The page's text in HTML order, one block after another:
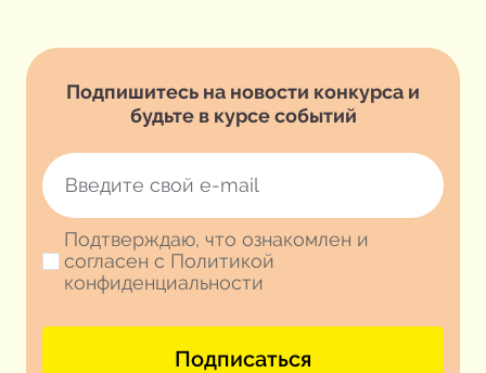
Подпишитесь на новости конкурса и
будьте в курсе событий
Подтверждаю, что ознакомлен и
согласен с Политикой
конфиденциальности
Подписаться